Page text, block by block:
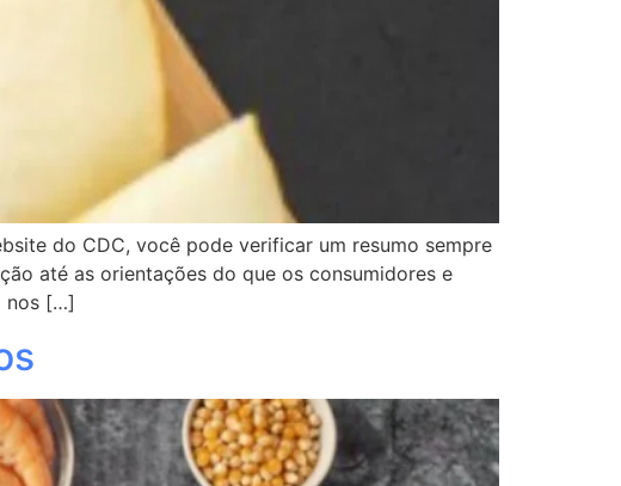
do CDC, você pode verificar um resumo sempre
até as orientações do que os consumidores e
nos […]